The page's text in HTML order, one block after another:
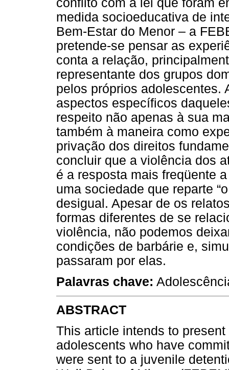
medida socioeducativa de
Bem-Estar do Menor – a
pretende-se pensar as
conta a relação,
representante dos grupos
pelos próprios adolescentes.
aspectos específicos
respeito não apenas à sua
também à maneira como
privação dos direitos
concluir que a violência dos
é a resposta mais freqüente
uma sociedade que reparte
desigual. Apesar de os
formas diferentes de se
violência, não podemos
condições de barbárie e,
passaram por elas.
Palavras chave:
ABSTRACT
This article intends to
adolescents who have
were sent to a juvenile